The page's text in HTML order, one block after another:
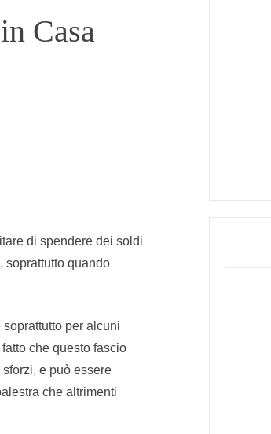
Casa
di spendere dei soldi
soprattutto quando
per alcuni
che questo fascio
e può essere
che altrimenti